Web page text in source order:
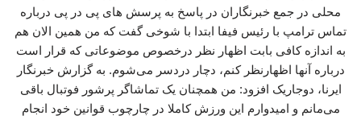
محلی در جمع خبرنگاران در پاسخ به پرسش های پی در پی درباره
تماس ترامپ با رئیس فیفا ابتدا با شوخی گفت که من همین الان هم
به اندازه کافی بابت اظهار نظر درخصوص موضوعاتی که قرار است
درباره‌ آنها اظهارنظر کنم، دچار دردسر می‌شوم. به گزارش خبرنگار
ایرنا، دوجاریک افزود: من همچنان یک تماشاگر پرشور فوتبال باقی
می‌مانم و امیدوارم این ورزش کاملا در چارچوب قوانین خود انجام